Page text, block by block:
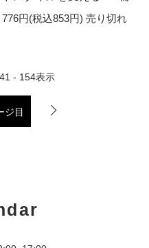
776円(税込853円) 売り切れ
- 154表示
ジ目